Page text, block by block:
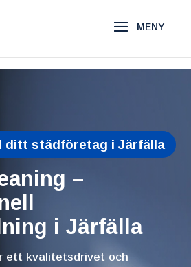
ditt städföretag i Järfälla
–
i Järfälla
ett kvalitetsdrivet och